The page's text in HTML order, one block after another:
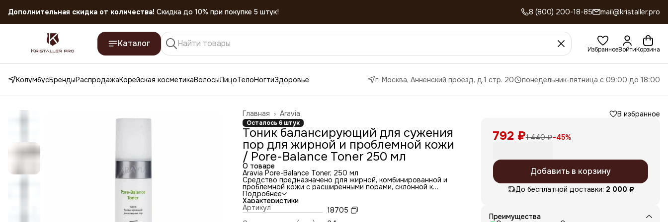
Скидка 45% на все товары до 31.07.2026 8 (800) 200-18-85 mail@kristaller.pro
Каталог
ИзбранноеВойтиКорзина
КолумбусБрендыРаспродажаКорейская косметикаВолосыЛицоТелоНогтиЗдоровье г. Москва, Анненский проезд, д.1 стр. 20 понедельник-пятница с 09:00 до 18:00
Aravia
Главная ›
Осталось 6 штук
Тоник балансирующий для сужения
пор для жирной и проблемной кожи
/ Pore-Balance Toner 250 мл
О товаре
Aravia Pore-Balance Toner, 250 мл
Средство предназначено для жирной, комбинированной и
проблемной кожи с расширенными порами, склонной к
появлению акне и комедонов. Эффективно удаляет
остаточные загрязнения, растворяет себум, скопившийся в
порах, предотвращая образование закрытых комедонов и
развитие акне.
Подробнее
Характеристики
Артикул
18705
В избранное
792 ₽1 440 ₽−45%
Добавить в корзину
До бесплатной доставки: 2 000 ₽
Преимущества